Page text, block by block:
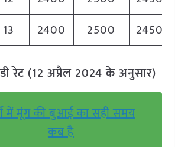
13 2400 2500 2450
रेट (12 अप्रैल 2024 के अनुसार)
में मूंग की बुआई का सही समय
कब है